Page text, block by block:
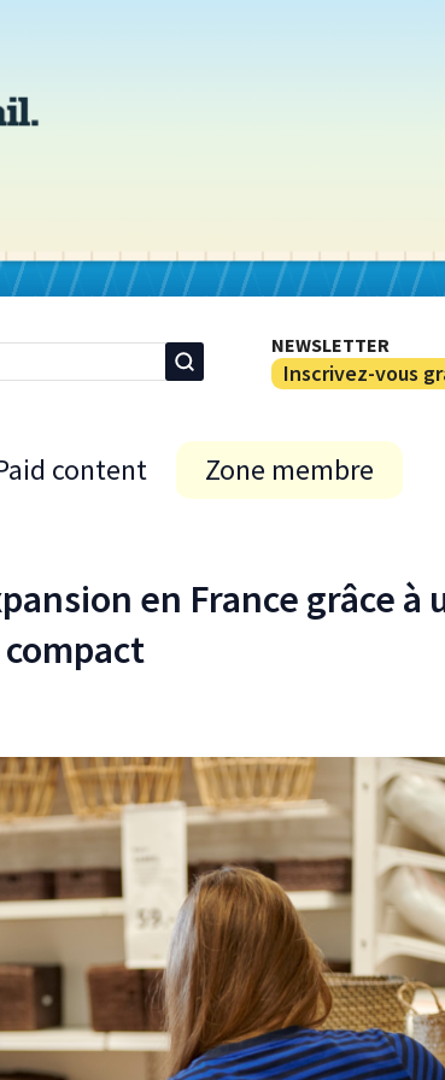
NEWSLETTER
Inscrivez-vous
content Zone membre
en France grâce à